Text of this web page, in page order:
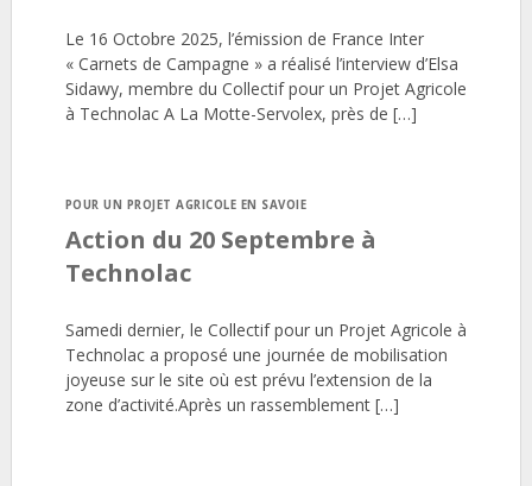
Le 16 Octobre 2025, l’émission de France Inter
« Carnets de Campagne » a réalisé l’interview d’Elsa
Sidawy, membre du Collectif pour un Projet Agricole
à Technolac A La Motte-Servolex, près de […]
POUR UN PROJET AGRICOLE EN SAVOIE
Action du 20 Septembre à
Technolac
Samedi dernier, le Collectif pour un Projet Agricole à
Technolac a proposé une journée de mobilisation
joyeuse sur le site où est prévu l’extension de la
zone d’activité.Après un rassemblement […]